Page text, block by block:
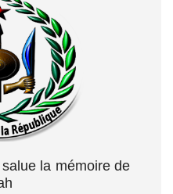
la mémoire de